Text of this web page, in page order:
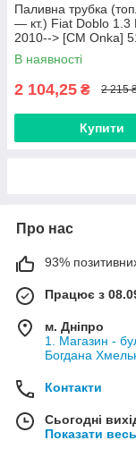
Паливна трубка
— кт.) Fiat Doblo 1.3
2010--> [CM Onka]
В наявності
2 104,25 ₴ 2 215
Купити
Про нас
93%
Працює з
м. Дніпро
1. Магазин -
Богдана
Контакти
Сьогодні
Показати